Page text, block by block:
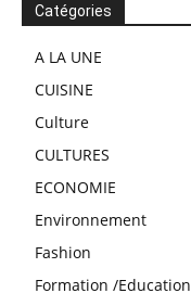
Catégories
A LA UNE
CUISINE
Culture
CULTURES
ECONOMIE
Environnement
Fashion
Formation /Education